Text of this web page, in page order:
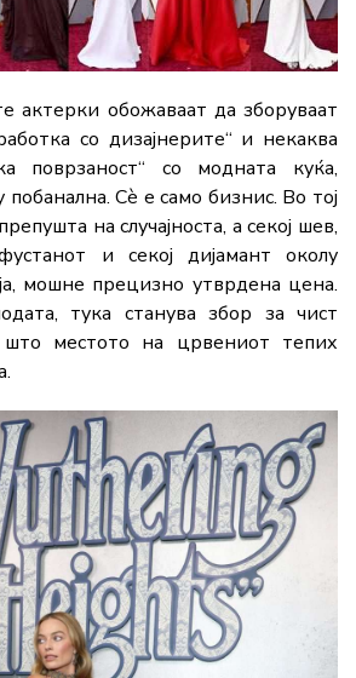
актерки обожаваат да зборуваат
со дизајнерите“ и некаква
поврзаност“ со модната куќа,
Сè е само бизнис. Во тој
на случајноста, а секој шев,
и секој дијамант околу
мошне прецизно утврдена цена.
тука станува збор за чист
што местото на црвениот тепих